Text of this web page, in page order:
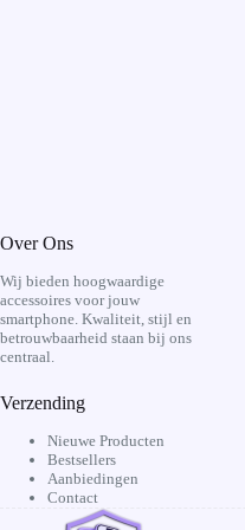
Over Ons
Wij bieden hoogwaardige
accessoires voor jouw
smartphone. Kwaliteit, stijl en
betrouwbaarheid staan bij ons
centraal.
Verzending
Nieuwe Producten
Bestsellers
Aanbiedingen
Contact